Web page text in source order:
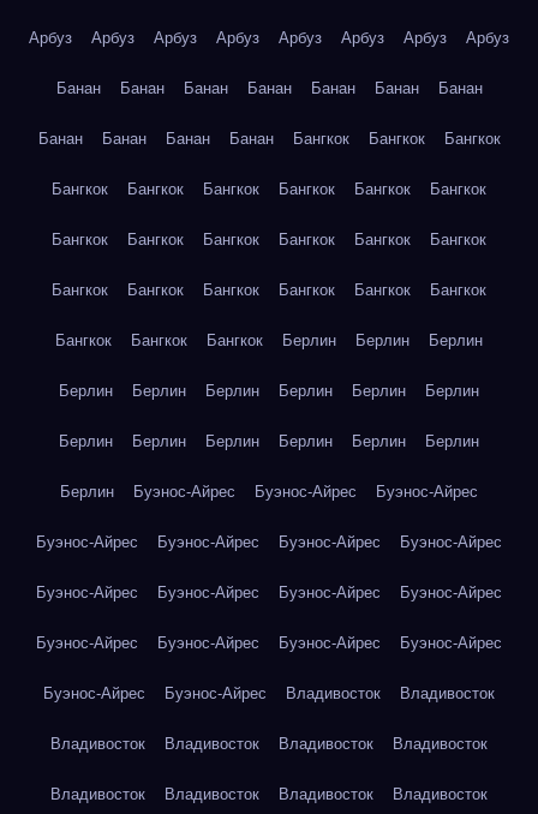
Арбуз Арбуз Арбуз Арбуз Арбуз Арбуз Арбуз Арбуз
Банан Банан Банан Банан Банан Банан Банан
Банан Банан Банан Банан Бангкок Бангкок Бангкок
Бангкок Бангкок Бангкок Бангкок Бангкок Бангкок
Бангкок Бангкок Бангкок Бангкок Бангкок Бангкок
Бангкок Бангкок Бангкок Бангкок Бангкок Бангкок
Бангкок Бангкок Бангкок Берлин Берлин Берлин
Берлин Берлин Берлин Берлин Берлин Берлин
Берлин Берлин Берлин Берлин Берлин Берлин
Берлин Буэнос-Айрес Буэнос-Айрес Буэнос-Айрес
Буэнос-Айрес Буэнос-Айрес Буэнос-Айрес Буэнос-Айрес
Буэнос-Айрес Буэнос-Айрес Буэнос-Айрес Буэнос-Айрес
Буэнос-Айрес Буэнос-Айрес Буэнос-Айрес Буэнос-Айрес
Буэнос-Айрес Буэнос-Айрес Владивосток Владивосток
Владивосток Владивосток Владивосток Владивосток
Владивосток Владивосток Владивосток Владивосток